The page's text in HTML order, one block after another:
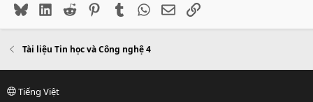
BlueskyLinkedIn
Reddit PinterestTumblr WhatsApp
EmailLink
Tài liệu Tin học và Công nghệ 4
Tiếng Việt